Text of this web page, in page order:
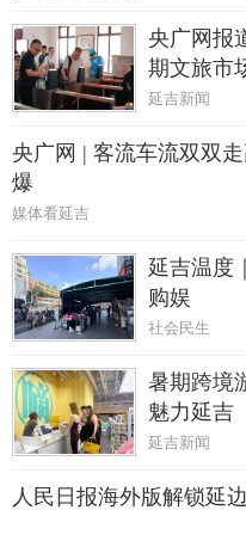
央广网报
期文旅市
延吉新闻
央广网 | 客流车流双双
爆
媒体看延吉
延吉温度
购娱
社会民生
暑期跨境
魅力延吉
延吉新闻
人民日报海外版解锁延